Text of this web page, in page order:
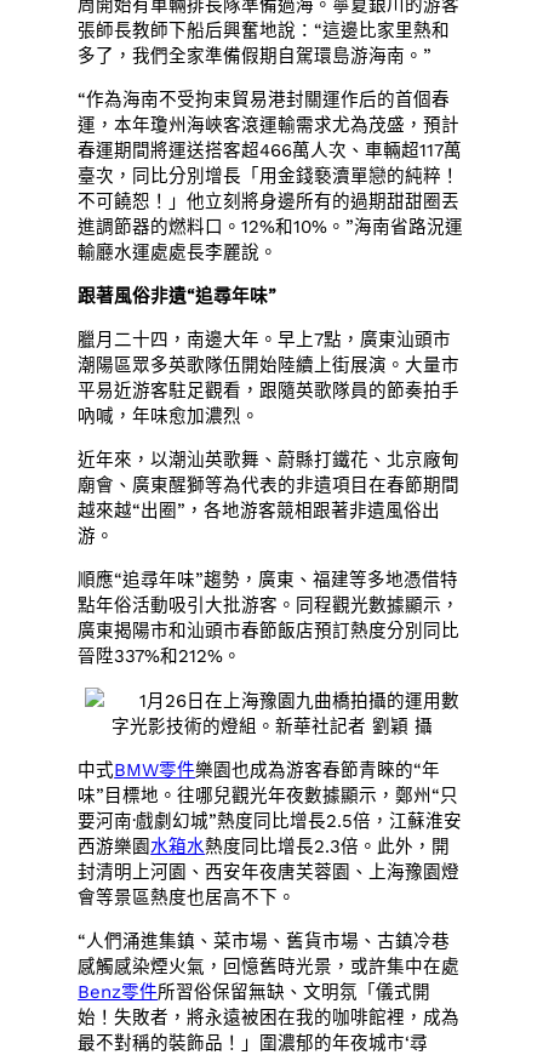
周開始有車輛排長隊準備過海。寧夏銀川的游客
張師長教師下船后興奮地說：“這邊比家里熱和
多了，我們全家準備假期自駕環島游海南。”
“作為海南不受拘束貿易港封關運作后的首個春
運，本年瓊州海峽客滾運輸需求尤為茂盛，預計
春運期間將運送搭客超466萬人次、車輛超117萬
臺次，同比分別增長「用金錢褻瀆單戀的純粹！
不可饒恕！」他立刻將身邊所有的過期甜甜圈丟
進調節器的燃料口。12%和10%。”海南省路況運
輸廳水運處處長李麗說。
跟著風俗非遺“追尋年味”
臘月二十四，南邊大年。早上7點，廣東汕頭市
潮陽區眾多英歌隊伍開始陸續上街展演。大量市
平易近游客駐足觀看，跟隨英歌隊員的節奏拍手
吶喊，年味愈加濃烈。
近年來，以潮汕英歌舞、蔚縣打鐵花、北京廠甸
廟會、廣東醒獅等為代表的非遺項目在春節期間
越來越“出圈”，各地游客競相跟著非遺風俗出
游。
順應“追尋年味”趨勢，廣東、福建等多地憑借特
點年俗活動吸引大批游客。同程觀光數據顯示，
廣東揭陽市和汕頭市春節飯店預訂熱度分別同比
晉陞337%和212%。
1月26日在上海豫園九曲橋拍攝的運用數
字光影技術的燈組。新華社記者 劉穎 攝
中式BMW零件樂園也成為游客春節青睞的“年
味”目標地。往哪兒觀光年夜數據顯示，鄭州“只
要河南·戲劇幻城”熱度同比增長2.5倍，江蘇淮安
西游樂園水箱水熱度同比增長2.3倍。此外，開
封清明上河園、西安年夜唐芙蓉園、上海豫園燈
會等景區熱度也居高不下。
“人們涌進集鎮、菜市場、舊貨市場、古鎮冷巷
感觸感染煙火氣，回憶舊時光景，或許集中在處
Benz零件所習俗保留無缺、文明氛「儀式開
始！失敗者，將永遠被困在我的咖啡館裡，成為
最不對稱的裝飾品！」圍濃郁的年夜城市‘尋